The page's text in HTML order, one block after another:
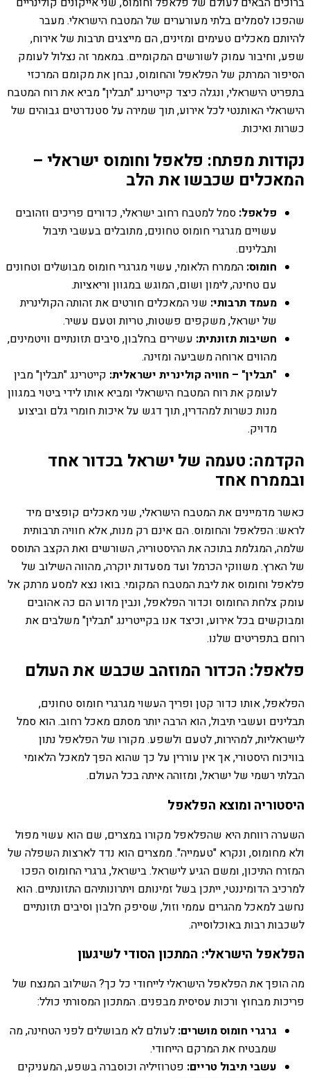
שהפכו לסמלים בלתי מעורערים של המטבח הישראלי. מעבר
להיותם מאכלים טעימים ומזינים, הם מייצגים תרבות של אירוח,
שפע, וחיבור עמוק לשורשים המקומיים. במאמר זה נצלול לעומק
הסיפור המרתק של הפלאפל והחומוס, נבחן את מקומם המרכזי
בתפריט הישראלי, ונגלה כיצד קייטרינג "תבלין" מביא את רוח המטבח
הישראלי האותנטי לכל אירוע, תוך שמירה על סטנדרטים גבוהים של
כשרות ואיכות.
נקודות מפתח: פלאפל וחומוס ישראלי –
המאכלים שכבשו את הלב
פלאפל: סמל למטבח רחוב ישראלי, כדורים פריכים וזהובים
עשויים מגרגרי חומוס טחונים, מתובלים בעשבי תיבול
ותבלינים.
חומוס: הממרח הלאומי, עשוי מגרגרי חומוס מבושלים וטחונים
עם טחינה, לימון ושום, המוגש במגוון וריאציות.
מעמד תרבותי: שני המאכלים חורטים את זהותה הקולינרית
של ישראל, משקפים פשטות, טריות וטעם עשיר.
חשיבות תזונתית: עשירים בחלבון, סיבים תזונתיים וויטמינים,
מהווים ארוחה משביעה ומזינה.
"תבלין" – חוויה קולינרית ישראלית: קייטרינג "תבלין" מבין
לעומק את רוח המטבח הישראלי ומביא אותו לידי ביטוי במגוון
מנות כשרות למהדרין, תוך דגש על איכות חומרי גלם וביצוע
מדויק.
הקדמה: טעמה של ישראל בכדור אחד
ובממרח אחד
כאשר מדמיינים את המטבח הישראלי, שני מאכלים קופצים מיד
לראש: הפלאפל והחומוס. הם אינם רק מנות, אלא חוויה תרבותית
שלמה, המגלמת בתוכה את ההיסטוריה, השורשים ואת הקצב התוסס
של הארץ. משווקי הכרמל ועד מסעדות יוקרה, מהווה השילוב של
פלאפל וחומוס את ליבת המטבח המקומי. בואו נצא למסע מרתק אל
עומק צלחת החומוס וכדור הפלאפל, ונבין מדוע הם כה אהובים
ומבוקשים בכל אירוע, וכיצד אנו בקייטרינג "תבלין" משלבים את
רוחם בתפריטים שלנו.
פלאפל: הכדור המוזהב שכבש את העולם
הפלאפל, אותו כדור קטן ופריך העשוי מגרגרי חומוס טחונים,
תבלינים ועשבי תיבול, הוא הרבה יותר מסתם מאכל רחוב. הוא סמל
לישראליות, למהירות, לטעם ולשפע. מקורו של הפלאפל נתון
בוויכוח היסטורי, אך אין עוררין על כך שהוא הפך למאכל הלאומי
הבלתי רשמי של ישראל, ומזוהה איתה בכל העולם.
היסטוריה ומוצא הפלאפל
השערה רווחת היא שהפלאפל מקורו במצרים, שם הוא עשוי מפול
ולא מחומוס, ונקרא "טעמייה". ממצרים הוא נדד לארצות השפלה של
המזרח התיכון, ומשם הגיע לישראל. בישראל, גרגרי החומוס הפכו
למרכיב הדומיננטי, ייתכן בשל זמינותם ויתרונותיהם התזונתיים. הוא
נחשב למאכל מהגרים עממי וזול, שסיפק חלבון וסיבים תזונתיים
לשכבות רבות באוכלוסייה.
הפלאפל הישראלי: המתכון הסודי לשיגעון
מה הופך את הפלאפל הישראלי לייחודי כל כך? השילוב המנצח של
פריכות מבחוץ ורכות עסיסית מבפנים. המתכון המסורתי כולל:
גרגרי חומוס מושרים: לעולם לא מבושלים לפני הטחינה, מה
שמבטיח את המרקם הייחודי.
עשבי תיבול טריים: פטרוזיליה וכוסברה בשפע, המעניקים